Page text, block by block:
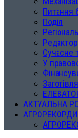
Питання
Подія
Сучасне
У
АКТУАЛЬНА
АГРОРЕКОРДИ